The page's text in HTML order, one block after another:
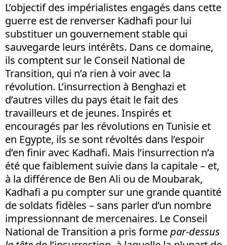
L’objectif des impérialistes engagés dans cette
guerre est de renverser Kadhafi pour lui
substituer un gouvernement stable qui
sauvegarde leurs intérêts. Dans ce domaine,
ils comptent sur le Conseil National de
Transition, qui n’a rien à voir avec la
révolution. L’insurrection à Benghazi et
d’autres villes du pays était le fait des
travailleurs et de jeunes. Inspirés et
encouragés par les révolutions en Tunisie et
en Egypte, ils se sont révoltés dans l’espoir
d’en finir avec Kadhafi. Mais l’insurrection n’a
été que faiblement suivie dans la capitale – et,
à la différence de Ben Ali ou de Moubarak,
Kadhafi a pu compter sur une grande quantité
de soldats fidèles – sans parler d’un nombre
impressionnant de mercenaires. Le Conseil
National de Transition a pris formepar-dessus